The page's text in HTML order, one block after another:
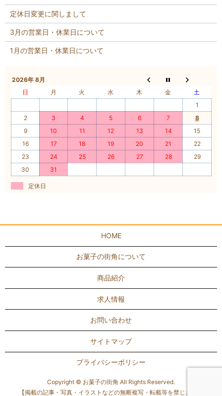
定休日変更に関しまして
3月の営業日・休業日について
1月の営業日・休業日について
2026年 8月
日
月 火 水 木 金
土
1
2
3 4 5 6 7
8
9
10 11 12 13 14
15
16
17 18 19 20 21
22
23
24 25 26 27 28
29
30
31
定休日
HOME
お菓子の街角について
商品紹介
求人情報
お問い合わせ
サイトマップ
プライバシーポリシー
Copyright © お菓子の街角 All Rights Reserved.
【掲載の記事・写真・イラストなどの無断複写・転載等を禁じます】